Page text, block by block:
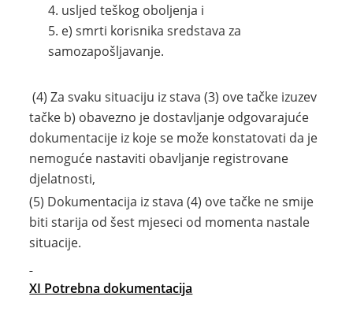
usljed teškog oboljenja i
e) smrti korisnika sredstava za
samozapošljavanje.
(4) Za svaku situaciju iz stava (3) ove tačke izuzev
tačke b) obavezno je dostavljanje odgovarajuće
dokumentacije iz koje se može konstatovati da je
nemoguće nastaviti obavljanje registrovane
djelatnosti,
(5) Dokumentacija iz stava (4) ove tačke ne smije
biti starija od šest mjeseci od momenta nastale
situacije.
XI Potrebna dokumentacija